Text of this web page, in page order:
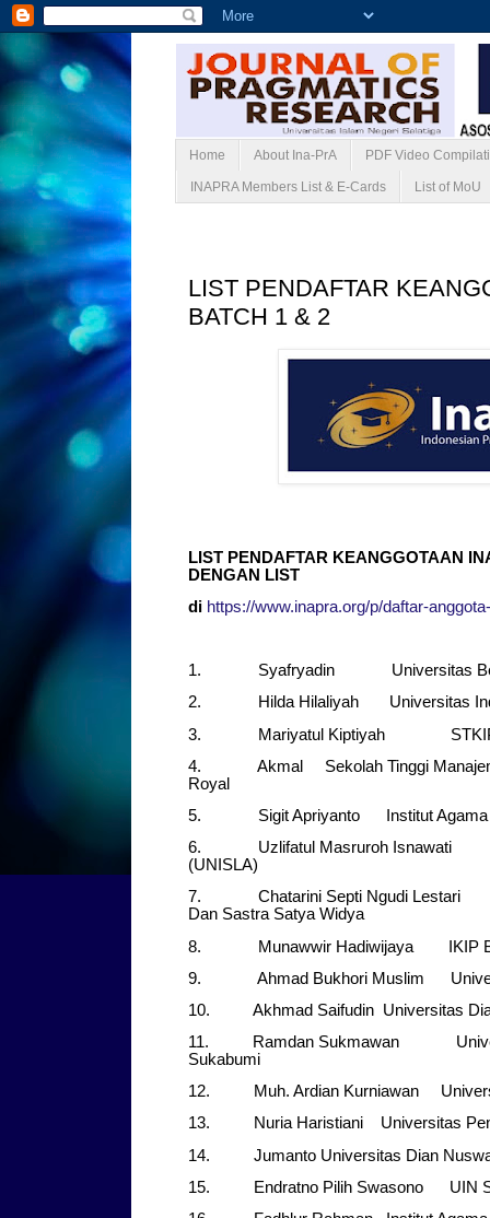
Home About Ina-PrA PDF Video
INAPRA Members List & E-Cards List of MoU
LIST PENDAFTAR
BATCH 1 & 2
LIST PENDAFTAR KEANGGOTAAN
DENGAN LIST
di https://www.inapra.org/p/daftar-
1. Syafryadin Universitas
2. Hilda Hilaliyah Universitas
3. Mariyatul Kiptiyah STKIP
4. Akmal Sekolah Tinggi
Royal
5. Sigit Apriyanto Institut Agama
6. Uzlifatul Masruroh Isnawati
(UNISLA)
7. Chatarini Septi Ngudi Lestari
Dan Sastra Satya Widya
8. Munawwir Hadiwijaya IKIP
9. Ahmad Bukhori Muslim
10. Akhmad Saifudin Universitas
11. Ramdan Sukmawan
Sukabumi
12. Muh. Ardian Kurniawan
13. Nuria Haristiani Universitas
14. Jumanto Universitas Dian
15. Endratno Pilih Swasono UIN